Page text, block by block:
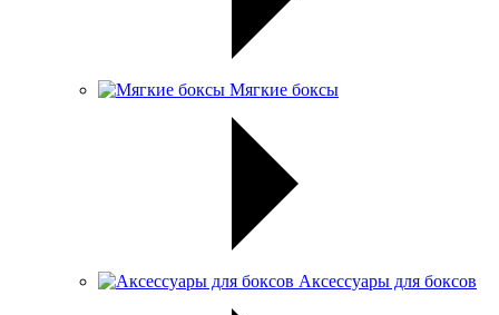
Мягкие боксы
Аксессуары для боксов